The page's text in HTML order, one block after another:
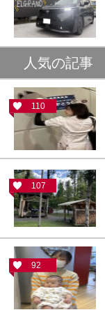
人気の記事
110
107
92